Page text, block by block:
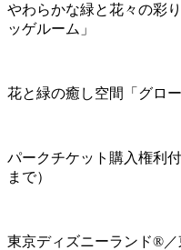
やわらかな緑と花々の彩
ッゲルーム」
花と緑の癒し空間「グロ
パークチケット購入権利
まで）
東京ディズニーランド®